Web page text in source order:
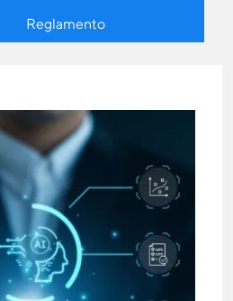
Reglamento